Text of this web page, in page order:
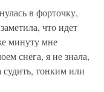
в форточку,
что идет
минуту мне
снега, я не знала,
судить, тонким или